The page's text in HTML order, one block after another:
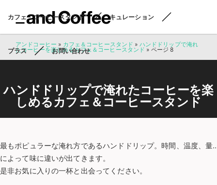
カフェ・コーヒースタンド キュレーション
プラス お問い合わせ
アンドコーヒー » カフェ＆コーヒースタンド » ハンドドリップで淹れ
たコーヒーを楽しめるカフェ＆コーヒースタンド » ページ 8
ハンドドリップで淹れたコーヒーを楽
しめるカフェ＆コーヒースタンド
最もポピュラーな淹れ方であるハンドドリップ。時間、温度、
によって味に違いが出てきます。
是非お気に入りの一杯と出会ってください。